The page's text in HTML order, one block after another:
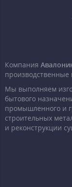
Компания
Мы выполняем
бытового
промышленного и
строительных
и реконструкции